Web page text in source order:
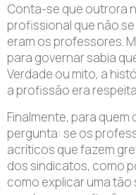
Conta-se que outrora
profissional que não
eram os professores.
para governar sabia
Verdade ou mito, a
a profissão era
Finalmente, para
pergunta: se os
acríticos que fazem
dos sindicatos, como
como explicar uma